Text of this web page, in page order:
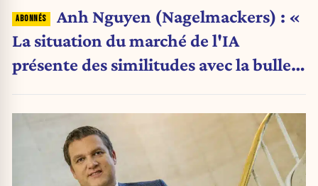
Anh Nguyen (Nagelmackers) : «
La situation du marché de l'IA
présente des similitudes avec la bulle